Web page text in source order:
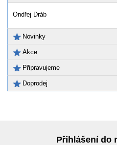
Ondřej Dráb
Novinky
Akce
Připravujeme
Doprodej
Přihlášení do